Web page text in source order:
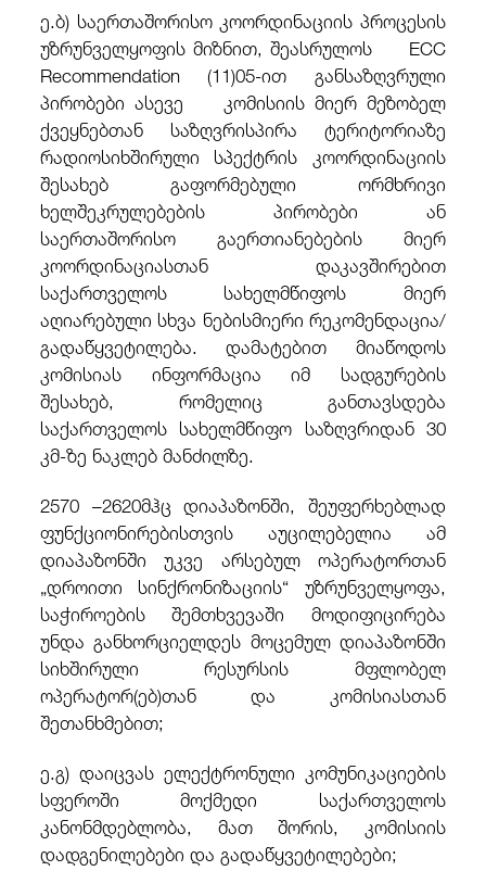
ე.ბ) საერთაშორისო კოორდინაციის პროცესის
უზრუნველყოფის მიზნით, შეასრულოს ECC
Recommendation (11)05-ით განსაზღვრული
პირობები ასევე კომისიის მიერ მეზობელ
ქვეყნებთან საზღვრისპირა ტერიტორიაზე
რადიოსიხშირული სპექტრის კოორდინაციის
შესახებ გაფორმებული ორმხრივი
ხელშეკრულებების პირობები ან
საერთაშორისო გაერთიანებების მიერ
კოორდინაციასთან დაკავშირებით
საქართველოს სახელმწიფოს მიერ
აღიარებული სხვა ნებისმიერი რეკომენდაცია/
გადაწყვეტილება. დამატებით მიაწოდოს
კომისიას ინფორმაცია იმ სადგურების
შესახებ, რომელიც განთავსდება
საქართველოს სახელმწიფო საზღვრიდან 30
კმ-ზე ნაკლებ მანძილზე.
2570 –2620მჰც დიაპაზონში, შეუფერხებლად
ფუნქციონირებისთვის აუცილებელია ამ
დიაპაზონში უკვე არსებულ ოპერატორთან
„დროითი სინქრონიზაციის“ უზრუნველყოფა,
საჭიროების შემთხვევაში მოდიფიცირება
უნდა განხორციელდეს მოცემულ დიაპაზონში
სიხშირული რესურსის მფლობელ
ოპერატორ(ებ)თან და კომისიასთან
შეთანხმებით;
ე.გ) დაიცვას ელექტრონული კომუნიკაციების
სფეროში მოქმედი საქართველოს
კანონმდებლობა, მათ შორის, კომისიის
დადგენილებები და გადაწყვეტილებები;